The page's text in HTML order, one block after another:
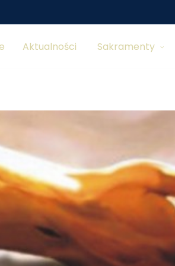
Aktualności Sakramenty